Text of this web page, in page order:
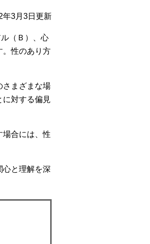
年3月3日更新
（Ｂ）、心
。性のあり方
さまざまな場
に対する偏見
場合には、性
と理解を深